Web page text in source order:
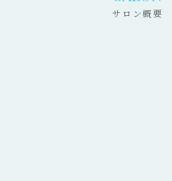
サロン概要